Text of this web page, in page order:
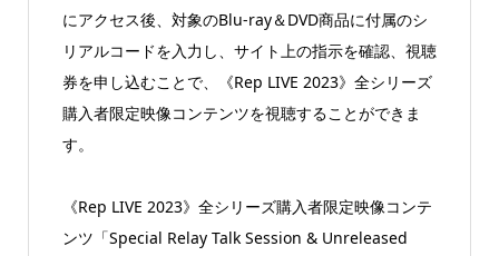
にアクセス後、対象のBlu-ray＆DVD商品に付属のシ
リアルコードを入力し、サイト上の指示を確認、視聴
券を申し込むことで、《Rep LIVE 2023》全シリーズ
購入者限定映像コンテンツを視聴することができま
す。
《Rep LIVE 2023》全シリーズ購入者限定映像コンテ
ンツ「Special Relay Talk Session & Unreleased